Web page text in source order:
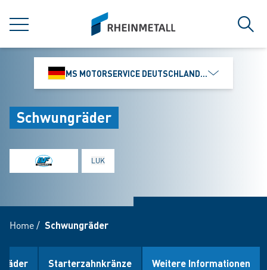
MENÜ
siteLogo
MS MOTORSERVICE DEUTSCHLAND GMBH
Schwungräder
LUK
Home/ Schwungräder
Starterzahnkränze Weitere Informationen